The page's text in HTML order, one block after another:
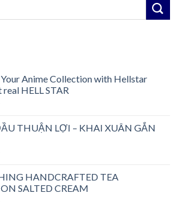
Anime Collection with Hellstar
HELL STAR
on
Your
Anime
with
Hoodie
get
THUẬN LỢI – KHAI XUÂN GẮN
on
KHỞI
ĐẦU
THUẬN
LỢI
HANDCRAFTED TEA
SALTED CREAM
on